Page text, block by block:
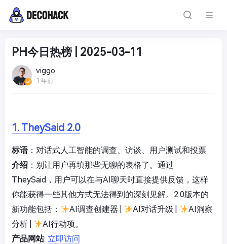
PH今日热榜 | 2025-03-11
viggo
1 年前
1. TheySaid 2.0
标语：对话式人工智能的调查、访谈、用户测试和投票
介绍 ：别让用户再填那些无聊的表格了。通过
TheySaid，用户可以在与AI聊天时直接提供反馈，这样
你能获得一些其他方式无法得到的深刻见解。2.0版本的
新功能包括：
AI调查创建器 | AI对话升级 |
AI洞察
分析 |
AI行动项。
产品网站: 立即访问